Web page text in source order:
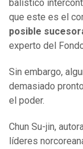
balístico
que este es el
posible
experto del
Sin embargo,
demasiado
el poder.
Chun Su-jin,
líderes